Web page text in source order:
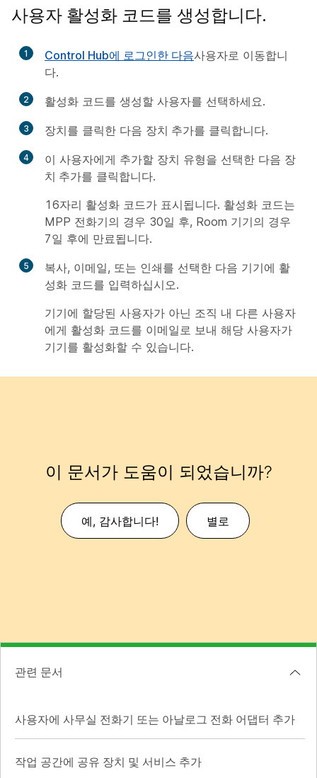
사용자 활성화 코드를 생성합니다.
1 Control Hub에 로그인한 다음사용자로 이동합니
다.
2 활성화 코드를 생성할 사용자를 선택하세요.
3 장치를 클릭한 다음 장치 추가를 클릭합니다.
4 이 사용자에게 추가할 장치 유형을 선택한 다음 장
치 추가를 클릭합니다.
16자리 활성화 코드가 표시됩니다. 활성화 코드는
MPP 전화기의 경우 30일 후, Room 기기의 경우
7일 후에 만료됩니다.
5 복사, 이메일, 또는 인쇄를 선택한 다음 기기에 활
성화 코드를 입력하십시오.
기기에 할당된 사용자가 아닌 조직 내 다른 사용자
에게 활성화 코드를 이메일로 보내 해당 사용자가
기기를 활성화할 수 있습니다.
이 문서가 도움이 되었습니까?
예, 감사합니다! 별로
관련 문서
사용자에 사무실 전화기 또는 아날로그 전화 어댑터 추가
작업 공간에 공유 장치 및 서비스 추가